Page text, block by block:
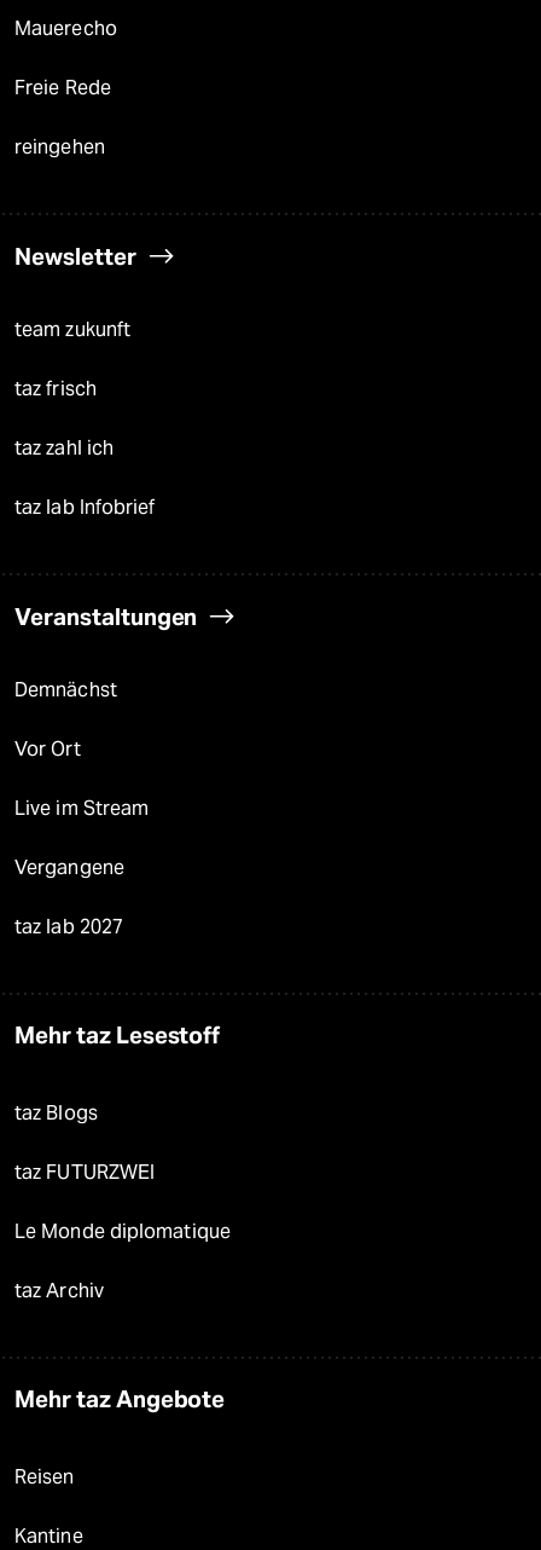
Mauerecho
Freie Rede
reingehen
Newsletter
team zukunft
taz frisch
taz zahl ich
taz lab Infobrief
Veranstaltungen
Demnächst
Vor Ort
Live im Stream
Vergangene
taz lab 2027
Mehr taz Lesestoff
taz Blogs
taz FUTURZWEI
Le Monde diplomatique
taz Archiv
Mehr taz Angebote
Reisen
Kantine